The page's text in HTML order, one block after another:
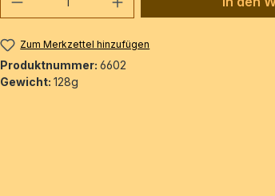
Zum Merkzettel hinzufügen
Produktnummer: 6602
Gewicht: 128g